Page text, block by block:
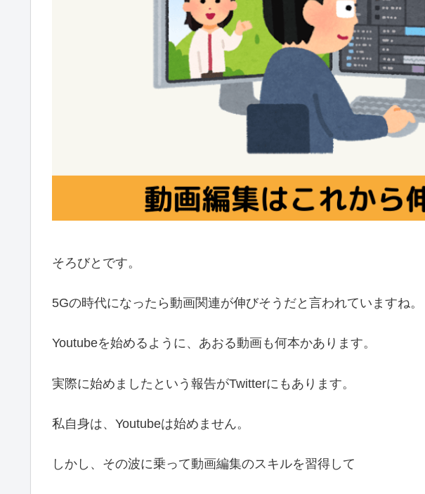
そろびとです。
5Gの時代になったら動画関連が伸びそうだと言われていますね。
Youtubeを始めるように、あおる動画も何本かあります。
実際に始めましたという報告がTwitterにもあります。
私自身は、Youtubeは始めません。
しかし、その波に乗って動画編集のスキルを習得して